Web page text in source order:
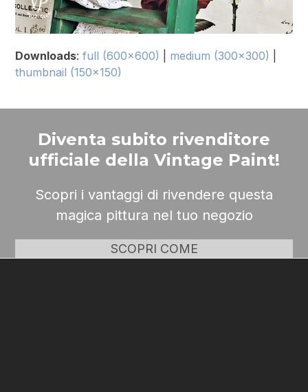
Downloads:full (600x600) medium (300x300)
thumbnail (150x150)
Diventa subito rivenditore
ufficiale della Vintage Paint!
Scopri i vantaggi di rivendere questa
magica pittura nel tuo negozio
SCOPRI COME